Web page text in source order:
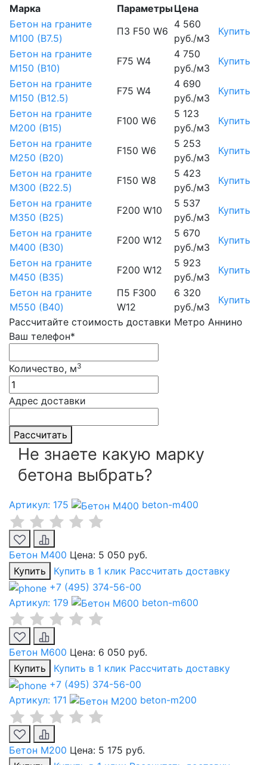
Марка ПараметрыЦена
Бетон на граните
М100 (B7.5)
П3 F50 W6
4 560
руб./м3
Купить
Бетон на граните
М150 (B10)
F75 W4
4 750
руб./м3
Купить
Бетон на граните
М150 (B12.5)
F75 W4
4 690
руб./м3
Купить
Бетон на граните
М200 (B15)
F100 W6
5 123
руб./м3
Купить
Бетон на граните
М250 (B20)
F150 W6
5 253
руб./м3
Купить
Бетон на граните
М300 (B22.5)
F150 W8
5 423
руб./м3
Купить
Бетон на граните
М350 (B25)
F200 W10
5 537
руб./м3
Купить
Бетон на граните
М400 (B30)
F200 W12
5 670
руб./м3
Купить
Бетон на граните
М450 (B35)
F200 W12
5 923
руб./м3
Купить
Бетон на граните
М550 (B40)
П5 F300
W12
6 320
руб./м3
Купить
Рассчитайте стоимость доставки Метро Аннино
Ваш телефон*
Количество, м3
Адрес доставки
Рассчитать
Не знаете какую марку
бетона выбрать?
Артикул: 175 beton-m400
Бетон М400 Цена: 5 050 руб.
Купить
Купить в 1 клик Рассчитать доставку
+7 (495) 374-56-00
Артикул: 179
beton-m600
Бетон М600 Цена: 6 050 руб.
Купить
Купить в 1 клик Рассчитать доставку
+7 (495) 374-56-00
Артикул: 171
beton-m200
Бетон М200 Цена: 5 175 руб.